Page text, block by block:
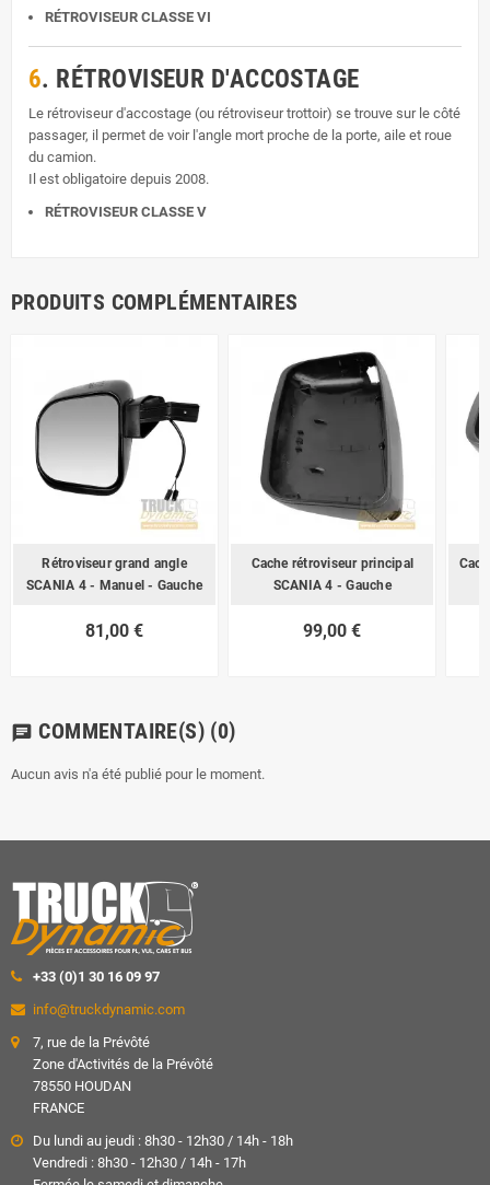
RÉTROVISEUR CLASSE VI
6. RÉTROVISEUR D'ACCOSTAGE
Le rétroviseur d'accostage (ou rétroviseur trottoir) se trouve sur le côté
passager, il permet de voir l'angle mort proche de la porte, aile et roue
du camion.
Il est obligatoire depuis 2008.
RÉTROVISEUR CLASSE V
PRODUITS COMPLÉMENTAIRES
Rétroviseur grand angle
SCANIA 4 - Manuel - Gauche
81,00 €
Cache rétroviseur principal
SCANIA 4 - Gauche
99,00 €
chat COMMENTAIRE(S) (0)
Aucun avis n'a été publié pour le moment.
+33 (0)1 30 16 09 97
info@truckdynamic.com
7, rue de la Prévôté
Zone d'Activités de la Prévôté
78550 HOUDAN
FRANCE
Du lundi au jeudi : 8h30 - 12h30 / 14h - 18h
Vendredi : 8h30 - 12h30 / 14h - 17h